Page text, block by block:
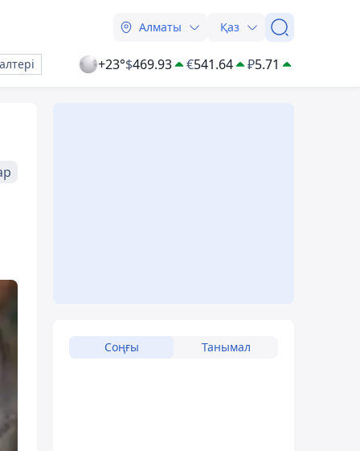
Алматы Қаз
+23°$469.93 €541.64 ₽5.71
Соңғы Танымал